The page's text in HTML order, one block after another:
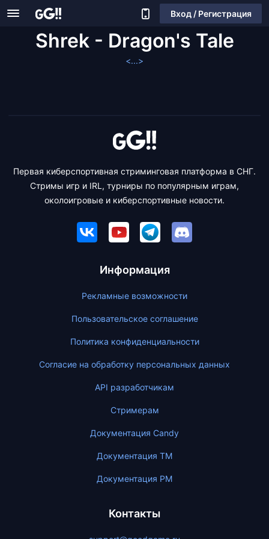
Вход / Регистрация
Shrek - Dragon's Tale
<...>
Первая киберспортивная стриминговая платформа в СНГ.
Стримы игр и IRL, турниры по популярным играм,
околоигровые и киберспортивные новости.
Информация
Рекламные возможности
Пользовательское соглашение
Политика конфиденциальности
Согласие на обработку персональных данных
API разработчикам
Стримерам
Документация Candy
Документация ТМ
Документация PM
Контакты